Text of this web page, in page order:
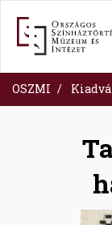
tartalomra
OSZMI
Image